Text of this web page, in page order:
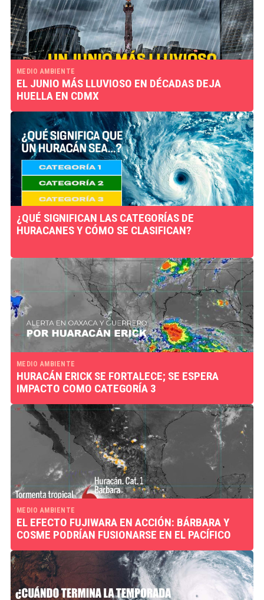
MEDIO AMBIENTE
EL JUNIO MÁS LLUVIOSO EN DÉCADAS DEJA
HUELLA EN CDMX
¿QUÉ SIGNIFICAN LAS CATEGORÍAS DE
HURACANES Y CÓMO SE CLASIFICAN?
MEDIO AMBIENTE
HURACÁN ERICK SE FORTALECE; SE ESPERA
IMPACTO COMO CATEGORÍA 3
MEDIO AMBIENTE
EL EFECTO FUJIWARA EN ACCIÓN: BÁRBARA Y
COSME PODRÍAN FUSIONARSE EN EL PACÍFICO